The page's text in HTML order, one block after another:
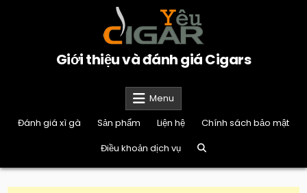
Giới thiệu và đánh giá Cigars
Menu
Đánh giá xì gà
Sản phẩm Liện hệ
Chính sách bảo mật
Điều khoản dịch vụ